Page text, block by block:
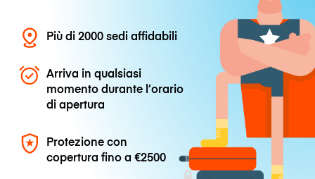
Più di 2000 sedi affidabili
Arriva in qualsiasi
momento durante l’orario
di apertura
Protezione con
copertura fino a€2500